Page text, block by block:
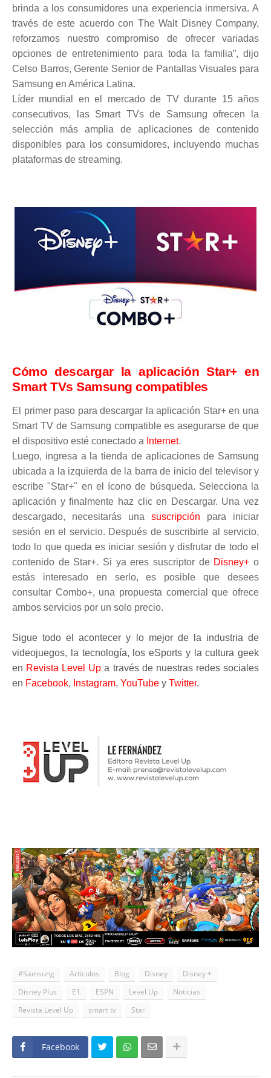
brinda a los consumidores una experiencia inmersiva. A
través de este acuerdo con The Walt Disney Company,
reforzamos nuestro compromiso de ofrecer variadas
opciones de entretenimiento para toda la familia”, dijo
Celso Barros, Gerente Senior de Pantallas Visuales para
Samsung en América Latina.
Líder mundial en el mercado de TV durante 15 años
consecutivos, las Smart TVs de Samsung ofrecen la
selección más amplia de aplicaciones de contenido
disponibles para los consumidores, incluyendo muchas
plataformas de streaming.
Cómo descargar la aplicación Star+ en
Smart TVs Samsung compatibles
El primer paso para descargar la aplicación Star+ en una
Smart TV de Samsung compatible es asegurarse de que
el dispositivo esté conectado a Internet.
Luego, ingresa a la tienda de aplicaciones de Samsung
ubicada a la izquierda de la barra de inicio del televisor y
escribe "Star+" en el ícono de búsqueda. Selecciona la
aplicación y finalmente haz clic en Descargar. Una vez
descargado, necesitarás una suscripción para iniciar
sesión en el servicio. Después de suscribirte al servicio,
todo lo que queda es iniciar sesión y disfrutar de todo el
contenido de Star+. Si ya eres suscriptor de Disney+o
estás interesado en serlo, es posible que desees
consultar Combo+, una propuesta comercial que ofrece
ambos servicios por un solo precio.
Sigue todo el acontecer y lo mejor de la industria de
videojuegos, la tecnología, los eSports y la cultura geek
en Revista Level Up a través de nuestras redes sociales
en Facebook, Instagram, YouTube y Twitter.
#Samsung Artículos Blog Disney
Disney +
Disney Plus
E1 ESPN Level Up
Noticias
Revista Level Up
smart tv Star
Facebook